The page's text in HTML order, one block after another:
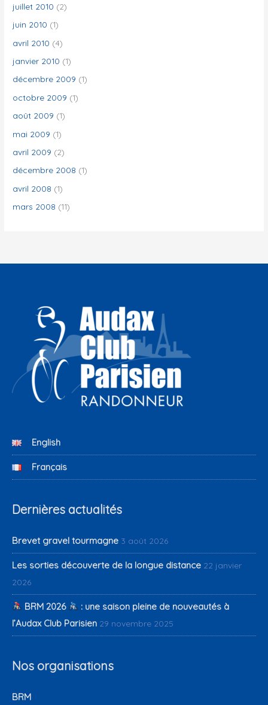
juillet 2010 (2)
juin 2010 (1)
avril 2010 (4)
janvier 2010 (1)
décembre 2009 (1)
octobre 2009 (1)
août 2009 (1)
mai 2009 (1)
avril 2009 (2)
décembre 2008 (1)
avril 2008 (1)
mars 2008 (11)
English
Français
Dernières actualités
Brevet gravel tourmagne 3 août 2026
Les sorties découverte de la longue distance 22 janvier
2026
BRM 2026
: une saison pleine de nouveautés à
l’Audax Club Parisien 29 novembre 2025
Nos organisations
BRM